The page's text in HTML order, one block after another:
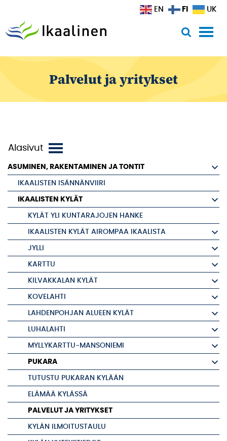
Palvelut ja yritykset
ASUMINEN, RAKENTAMINEN JA TONTIT
IKAALISTEN ISÄNNÄNVIIRI
IKAALISTEN KYLÄT
KYLÄT YLI KUNTARAJOJEN HANKE
IKAALISTEN KYLÄT AIROMPAA IKAALISTA
JYLLI
KARTTU
KILVAKKALAN KYLÄT
KOVELAHTI
LAHDENPOHJAN ALUEEN KYLÄT
LUHALAHTI
MYLLYKARTTU-MANSONIEMI
PUKARA
TUTUSTU PUKARAN KYLÄÄN
ELÄMÄÄ KYLÄSSÄ
PALVELUT JA YRITYKSET
KYLÄN ILMOITUSTAULU
EN FI UK